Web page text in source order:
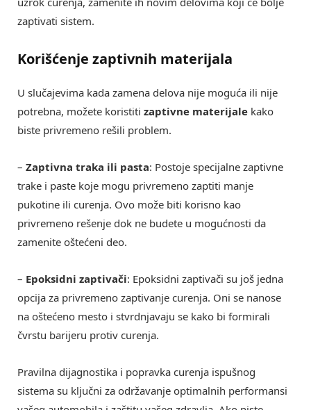
zaptivati sistem.
Korišćenje zaptivnih materijala
U slučajevima kada zamena delova nije moguća ili nije
potrebna, možete koristiti zaptivne materijale kako
biste privremeno rešili problem.
– Zaptivna traka ili pasta: Postoje specijalne zaptivne
trake i paste koje mogu privremeno zaptiti manje
pukotine ili curenja. Ovo može biti korisno kao
privremeno rešenje dok ne budete u mogućnosti da
zamenite oštećeni deo.
– Epoksidni zaptivači: Epoksidni zaptivači su još jedna
opcija za privremeno zaptivanje curenja. Oni se nanose
na oštećeno mesto i stvrdnjavaju se kako bi formirali
čvrstu barijeru protiv curenja.
Pravilna dijagnostika i popravka curenja ispušnog
sistema su ključni za održavanje optimalnih performansi